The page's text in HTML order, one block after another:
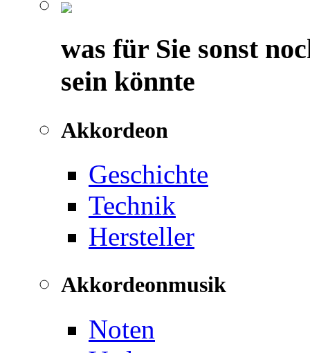
was für Sie sonst
sein könnte
Akkordeon
Geschichte
Technik
Hersteller
Akkordeonmusik
Noten